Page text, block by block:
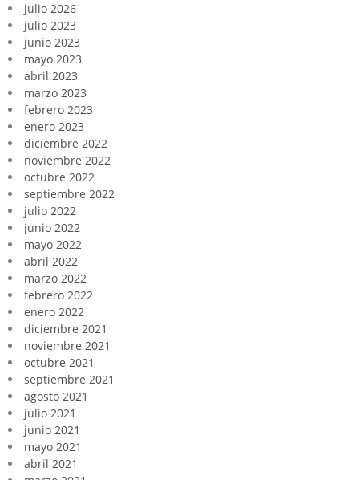
julio 2026
julio 2023
junio 2023
mayo 2023
abril 2023
marzo 2023
febrero 2023
enero 2023
diciembre 2022
noviembre 2022
octubre 2022
septiembre 2022
julio 2022
junio 2022
mayo 2022
abril 2022
marzo 2022
febrero 2022
enero 2022
diciembre 2021
noviembre 2021
octubre 2021
septiembre 2021
agosto 2021
julio 2021
junio 2021
mayo 2021
abril 2021